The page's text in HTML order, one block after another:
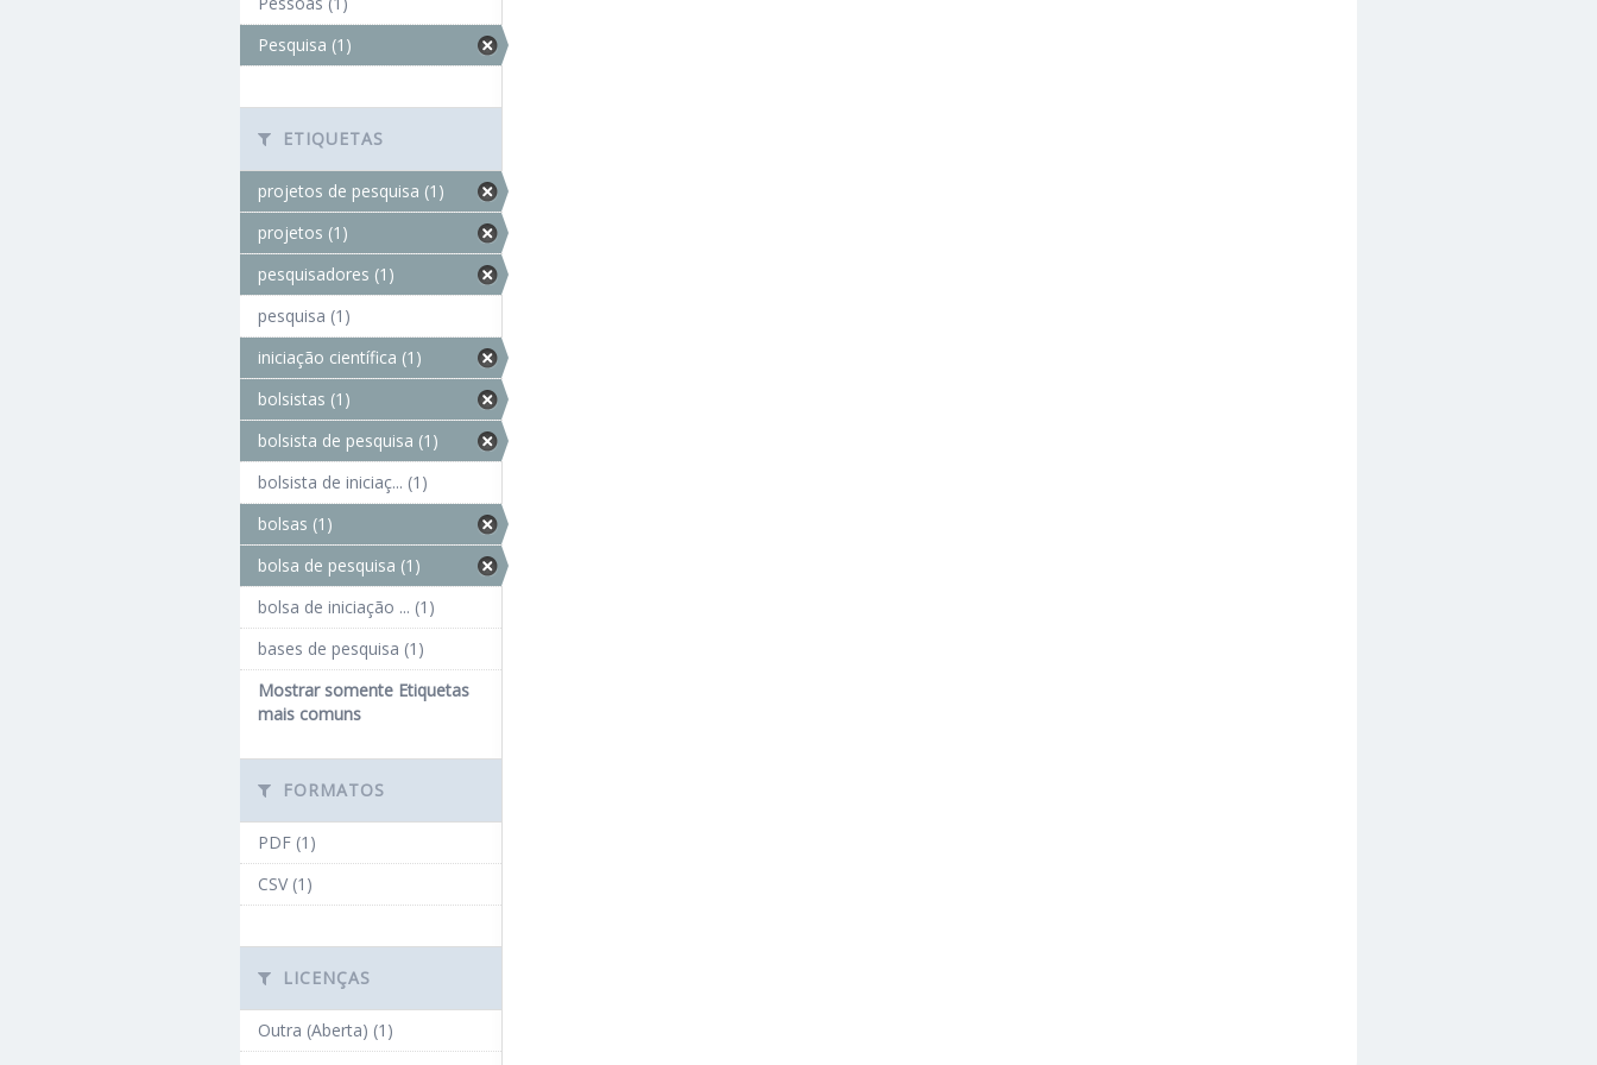
Pesquisa (1)
ETIQUETAS
projetos de pesquisa (1)
projetos (1)
pesquisadores (1)
pesquisa (1)
iniciação científica (1)
bolsistas (1)
bolsista de pesquisa (1)
bolsista de iniciaç... (1)
bolsas (1)
bolsa de pesquisa (1)
bolsa de iniciação ... (1)
bases de pesquisa (1)
Mostrar somente Etiquetas
mais comuns
FORMATOS
PDF (1)
CSV (1)
LICENÇAS
Outra (Aberta) (1)